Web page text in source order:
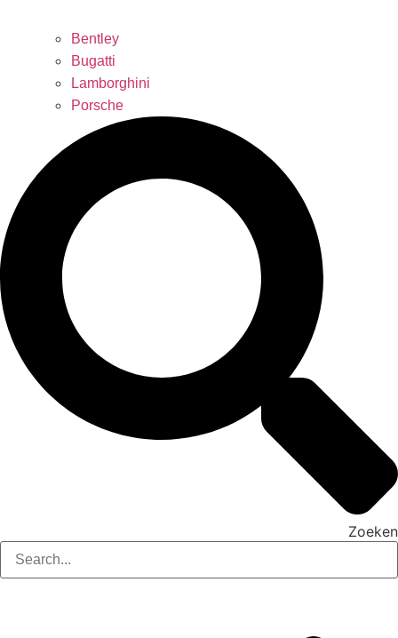
Bentley
Bugatti
Lamborghini
Porsche
Zoeken